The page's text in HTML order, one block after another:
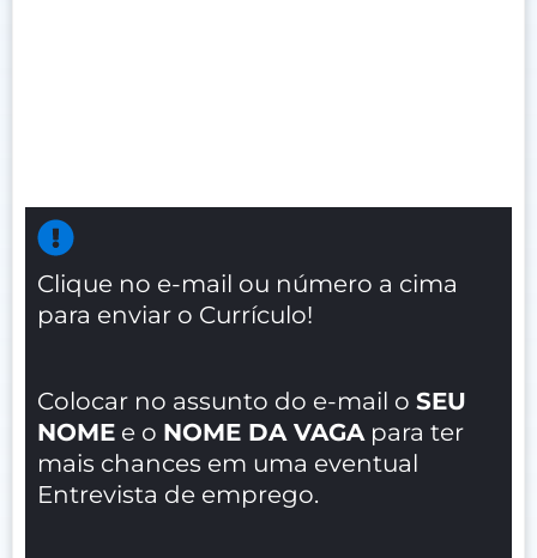
Clique no e-mail ou número a cima
para enviar o Currículo!
Colocar no assunto do e-mail o SEU
NOME e o NOME DA VAGA para ter
mais chances em uma eventual
Entrevista de emprego.